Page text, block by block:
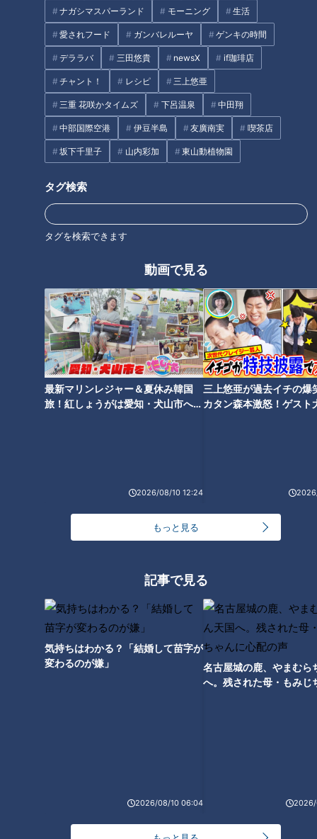
ナガシマスパーランド モーニング 生活
愛されフード ガンバレルーヤ ゲンキの時間
デララバ 三田悠貴 newsX if珈琲店
チャント！ レシピ 三上悠亜
三重 花咲かタイムズ 下呂温泉 中田翔
中部国際空港 伊豆半島 友廣南実 喫茶店
坂下千里子 山内彩加 東山動植物園
タグ検索
タグを検索できます
動画で見る
最新マリンレジャー＆夏休み韓国
旅！紅しょうがは愛知・犬山市へ
2026/08/10 12:24
三上悠亜が過去イチの爆
カタン森本激怒！ゲスト
もっと見る
記事で見る
気持ちはわかる？「結婚して苗字が
変わるのが嫌」
2026/08/10 06:04
名古屋城の鹿、やまむら
へ。残された母・もみじ
2026/
温泉が湧く廃道！？硫黄の香り
が立ち込める廃トンネルの内部
へ…北海道の林道に埋もれた
「層雲峡隧道」とは
【道マニア】北海道｜小学生が
掘った？廃隧道を道マニアが現
地取材した結果…【道との遭
遇】
タグ
エンタメ ミキ 道との遭遇
り！？山奥にポツンと存在する
ロータリーの謎解明にミキも
「素晴らしい！」と大絶賛
橋「ゴーストブリッジ」 一体な
ぜ造られた？
の廃道 山梨県“中央道”の側道
RANKING